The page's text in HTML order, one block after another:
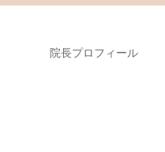
院長プロフィール